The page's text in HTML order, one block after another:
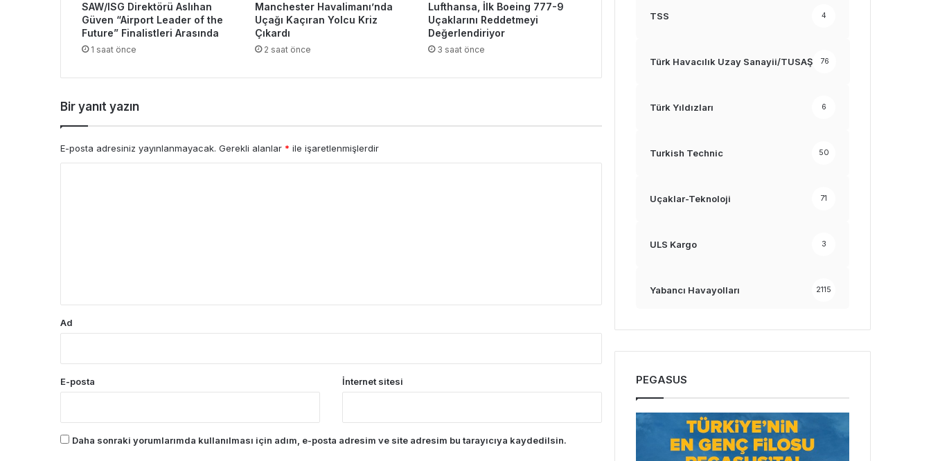
SAW/ISG Direktörü Aslıhan
Güven “Airport Leader of the
Future” Finalistleri Arasında
1 saat önce
Manchester Havalimanı’nda
Uçağı Kaçıran Yolcu Kriz
Çıkardı
2 saat önce
Lufthansa, İlk Boeing 777-9
Uçaklarını Reddetmeyi
Değerlendiriyor
3 saat önce
Bir yanıt yazın
E-posta adresiniz yayınlanmayacak. Gerekli alanlar * ile işaretlenmişlerdir
Ad
E-posta İnternet sitesi
Daha sonraki yorumlarımda kullanılması için adım, e-posta adresim ve site adresim bu tarayıcıya kaydedilsin.
TSS 4
Türk Havacılık Uzay Sanayii/TUSAŞ 76
Türk Yıldızları 6
Turkish Technic 50
Uçaklar-Teknoloji 71
ULS Kargo 3
Yabancı Havayolları 2115
PEGASUS